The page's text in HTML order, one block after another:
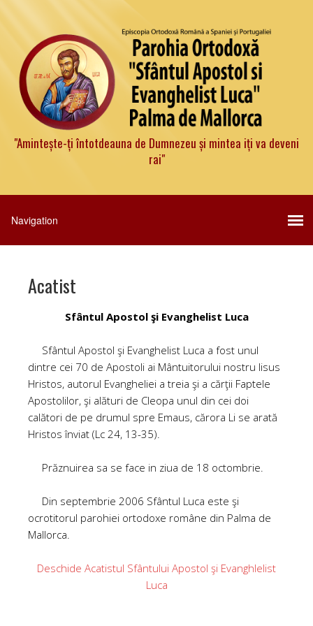
"Amintește-ți întotdeauna de Dumnezeu și mintea iți va deveni
rai"
Acatist
Sfântul Apostol şi Evanghelist Luca
Sfântul Apostol şi Evanghelist Luca a fost unul
dintre cei 70 de Apostoli ai Mântuitorului nostru Iisus
Hristos, autorul Evangheliei a treia şi a cărţii Faptele
Apostolilor, şi alături de Cleopa unul din cei doi
calători de pe drumul spre Emaus, cărora Li se arată
Hristos înviat (Lc 24, 13-35).
Prăznuirea sa se face in ziua de 18 octombrie.
Din septembrie 2006 Sfântul Luca este şi
ocrotitorul parohiei ortodoxe române din Palma de
Mallorca.
Deschide Acatistul Sfântului Apostol şi Evanghlelist
Luca